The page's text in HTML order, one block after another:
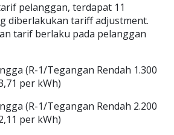
pelanggan, terdapat 11
diberlakukan tariff adjustment.
tarif berlaku pada pelanggan
(R-1/Tegangan Rendah 1.300
per kWh)
(R-1/Tegangan Rendah 2.200
per kWh)